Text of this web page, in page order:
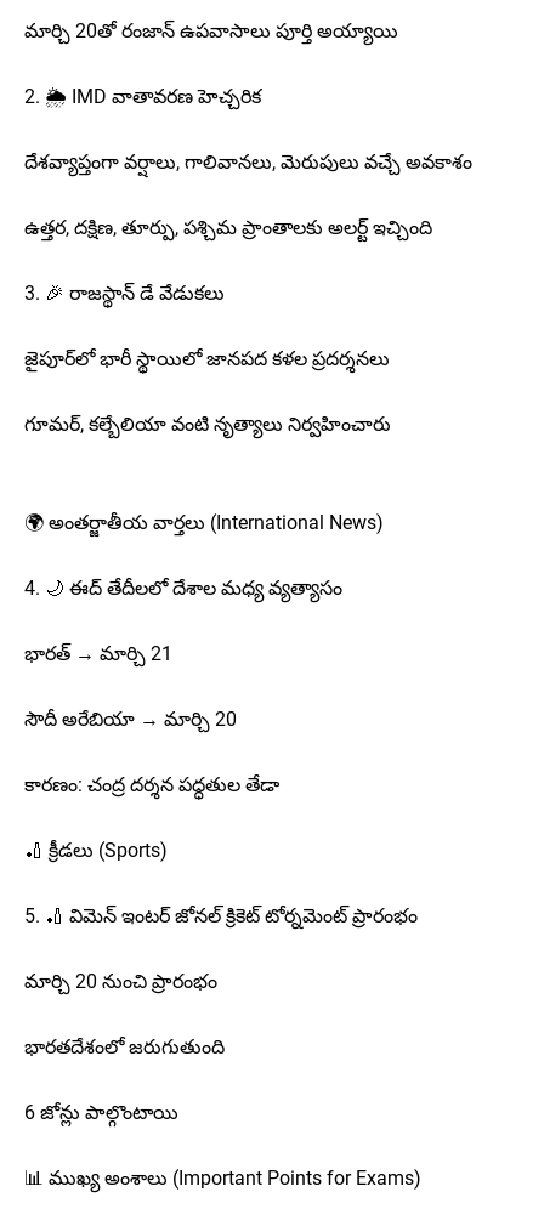
మార్చి 20తో రంజాన్ ఉపవాసాలు పూర్తి అయ్యాయి
2. 🌦️ IMD వాతావరణ హెచ్చరిక
దేశవ్యాప్తంగా వర్షాలు, గాలివానలు, మెరుపులు వచ్చే అవకాశం
ఉత్తర, దక్షిణ, తూర్పు, పశ్చిమ ప్రాంతాలకు అలర్ట్ ఇచ్చింది
3. 🎉 రాజస్థాన్ డే వేడుకలు
జైపూర్‌లో భారీ స్థాయిలో జానపద కళల ప్రదర్శనలు
గూమర్, కల్బేలియా వంటి నృత్యాలు నిర్వహించారు
🌍 అంతర్జాతీయ వార్తలు (International News)
4. 🌙 ఈద్ తేదీలలో దేశాల మధ్య వ్యత్యాసం
భారత్ → మార్చి 21
సౌదీ అరేబియా → మార్చి 20
కారణం: చంద్ర దర్శన పద్ధతుల తేడా
🏏 క్రీడలు (Sports)
5. 🏏 విమెన్ ఇంటర్ జోనల్ క్రికెట్ టోర్నమెంట్ ప్రారంభం
మార్చి 20 నుంచి ప్రారంభం
భారతదేశంలో జరుగుతుంది
6 జోన్లు పాల్గొంటాయి
📊 ముఖ్య అంశాలు (Important Points for Exams)